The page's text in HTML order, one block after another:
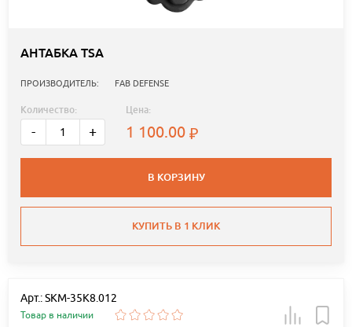
АНТАБКА TSA
ПРОИЗВОДИТЕЛЬ: FAB DEFENSE
Количество:
- +
Цена:
1 100.00
В КОРЗИНУ
КУПИТЬ В 1 КЛИК
Арт.: SKM-35K8.012
Товар в наличии